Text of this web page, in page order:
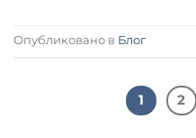
Опубликовано в Блог
1 2